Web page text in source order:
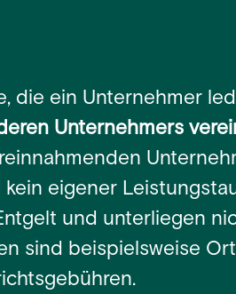
die ein Unternehmer
Unternehmers
eigener
und unterliegen
sind beispielsweise